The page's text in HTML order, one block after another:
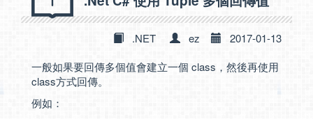
.NET ez
2017-01-13
一般如果要回傳多個值會建立一個 class，然後再使用
class方式回傳。
例如：